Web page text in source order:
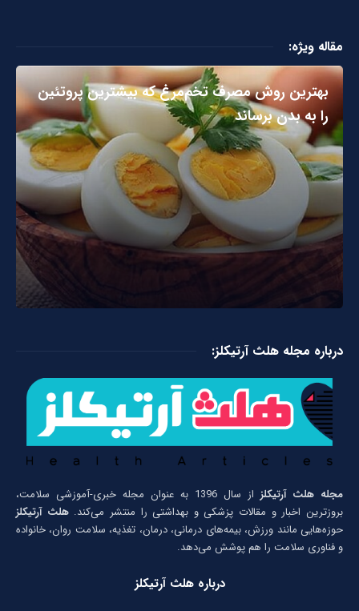
مقاله ویژه:
بهترین روش مصرف تخم‌مرغ که بیشترین پروتئین
را به بدن برساند
درباره مجله هلث آرتیکلز:
مجله هلث آرتیکلز
از سال 1396 به عنوان مجله خبری-آموزشی سلامت،
بروزترین اخبار و مقالات پزشکی و بهداشتی را منتشر می‌کند.هلث آرتیکلز
حوزه‌هایی مانند ورزش، بیمه‌های درمانی، درمان، تغذیه، سلامت روان، خانواده
و فناوری سلامت را هم پوشش می‌دهد.
درباره هلث آرتیکلز